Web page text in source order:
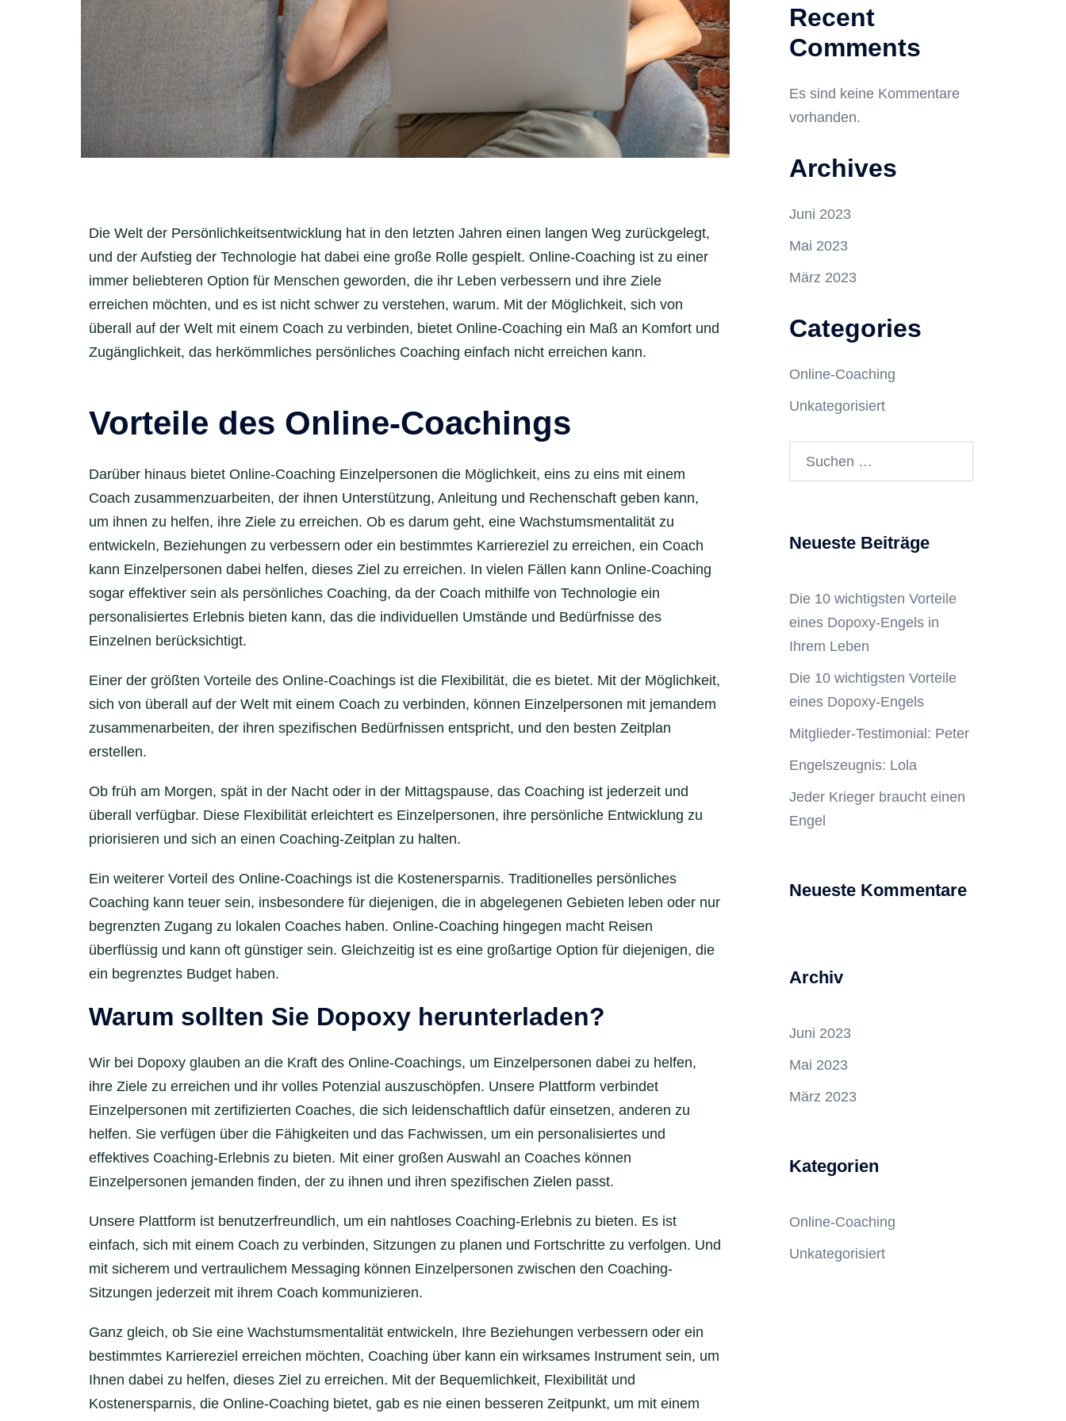
Die Welt der Persönlichkeitsentwicklung hat in den letzten Jahren einen langen Weg zurückgelegt,
und der Aufstieg der Technologie hat dabei eine große Rolle gespielt. Online-Coaching ist zu einer
immer beliebteren Option für Menschen geworden, die ihr Leben verbessern und ihre Ziele
erreichen möchten, und es ist nicht schwer zu verstehen, warum. Mit der Möglichkeit, sich von
überall auf der Welt mit einem Coach zu verbinden, bietet Online-Coaching ein Maß an Komfort und
Zugänglichkeit, das herkömmliches persönliches Coaching einfach nicht erreichen kann.
Vorteile des Online-Coachings
Darüber hinaus bietet Online-Coaching Einzelpersonen die Möglichkeit, eins zu eins mit einem
Coach zusammenzuarbeiten, der ihnen Unterstützung, Anleitung und Rechenschaft geben kann,
um ihnen zu helfen, ihre Ziele zu erreichen. Ob es darum geht, eine Wachstumsmentalität zu
entwickeln, Beziehungen zu verbessern oder ein bestimmtes Karriereziel zu erreichen, ein Coach
kann Einzelpersonen dabei helfen, dieses Ziel zu erreichen. In vielen Fällen kann Online-Coaching
sogar effektiver sein als persönliches Coaching, da der Coach mithilfe von Technologie ein
personalisiertes Erlebnis bieten kann, das die individuellen Umstände und Bedürfnisse des
Einzelnen berücksichtigt.
Einer der größten Vorteile des Online-Coachings ist die Flexibilität, die es bietet. Mit der Möglichkeit,
sich von überall auf der Welt mit einem Coach zu verbinden, können Einzelpersonen mit jemandem
zusammenarbeiten, der ihren spezifischen Bedürfnissen entspricht, und den besten Zeitplan
erstellen.
Ob früh am Morgen, spät in der Nacht oder in der Mittagspause, das Coaching ist jederzeit und
überall verfügbar. Diese Flexibilität erleichtert es Einzelpersonen, ihre persönliche Entwicklung zu
priorisieren und sich an einen Coaching-Zeitplan zu halten.
Ein weiterer Vorteil des Online-Coachings ist die Kostenersparnis. Traditionelles persönliches
Coaching kann teuer sein, insbesondere für diejenigen, die in abgelegenen Gebieten leben oder nur
begrenzten Zugang zu lokalen Coaches haben. Online-Coaching hingegen macht Reisen
überflüssig und kann oft günstiger sein. Gleichzeitig ist es eine großartige Option für diejenigen, die
ein begrenztes Budget haben.
Warum sollten Sie Dopoxy herunterladen?
Wir bei Dopoxy glauben an die Kraft des Online-Coachings, um Einzelpersonen dabei zu helfen,
ihre Ziele zu erreichen und ihr volles Potenzial auszuschöpfen. Unsere Plattform verbindet
Einzelpersonen mit zertifizierten Coaches, die sich leidenschaftlich dafür einsetzen, anderen zu
helfen. Sie verfügen über die Fähigkeiten und das Fachwissen, um ein personalisiertes und
effektives Coaching-Erlebnis zu bieten. Mit einer großen Auswahl an Coaches können
Einzelpersonen jemanden finden, der zu ihnen und ihren spezifischen Zielen passt.
Unsere Plattform ist benutzerfreundlich, um ein nahtloses Coaching-Erlebnis zu bieten. Es ist
einfach, sich mit einem Coach zu verbinden, Sitzungen zu planen und Fortschritte zu verfolgen. Und
mit sicherem und vertraulichem Messaging können Einzelpersonen zwischen den Coaching-
Sitzungen jederzeit mit ihrem Coach kommunizieren.
Ganz gleich, ob Sie eine Wachstumsmentalität entwickeln, Ihre Beziehungen verbessern oder ein
bestimmtes Karriereziel erreichen möchten, Coaching über kann ein wirksames Instrument sein, um
Ihnen dabei zu helfen, dieses Ziel zu erreichen. Mit der Bequemlichkeit, Flexibilität und
Kostenersparnis, die Online-Coaching bietet, gab es nie einen besseren Zeitpunkt, um mit einem
Recent
Comments
Es sind keine Kommentare
vorhanden.
Archives
Juni 2023
Mai 2023
März 2023
Categories
Online-Coaching
Unkategorisiert
Neueste Beiträge
Die 10 wichtigsten Vorteile
eines Dopoxy-Engels in
Ihrem Leben
Die 10 wichtigsten Vorteile
eines Dopoxy-Engels
Mitglieder-Testimonial: Peter
Engelszeugnis: Lola
Jeder Krieger braucht einen
Engel
Neueste Kommentare
Archiv
Juni 2023
Mai 2023
März 2023
Kategorien
Online-Coaching
Unkategorisiert